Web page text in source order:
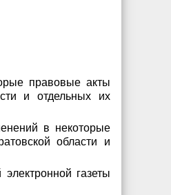
правовые акты
и отдельных их
в некоторые
области и
газеты